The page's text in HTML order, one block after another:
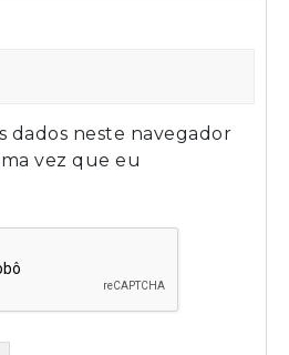
dados neste navegador
vez que eu